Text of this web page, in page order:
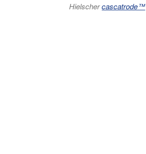
Hielschercascatrode™